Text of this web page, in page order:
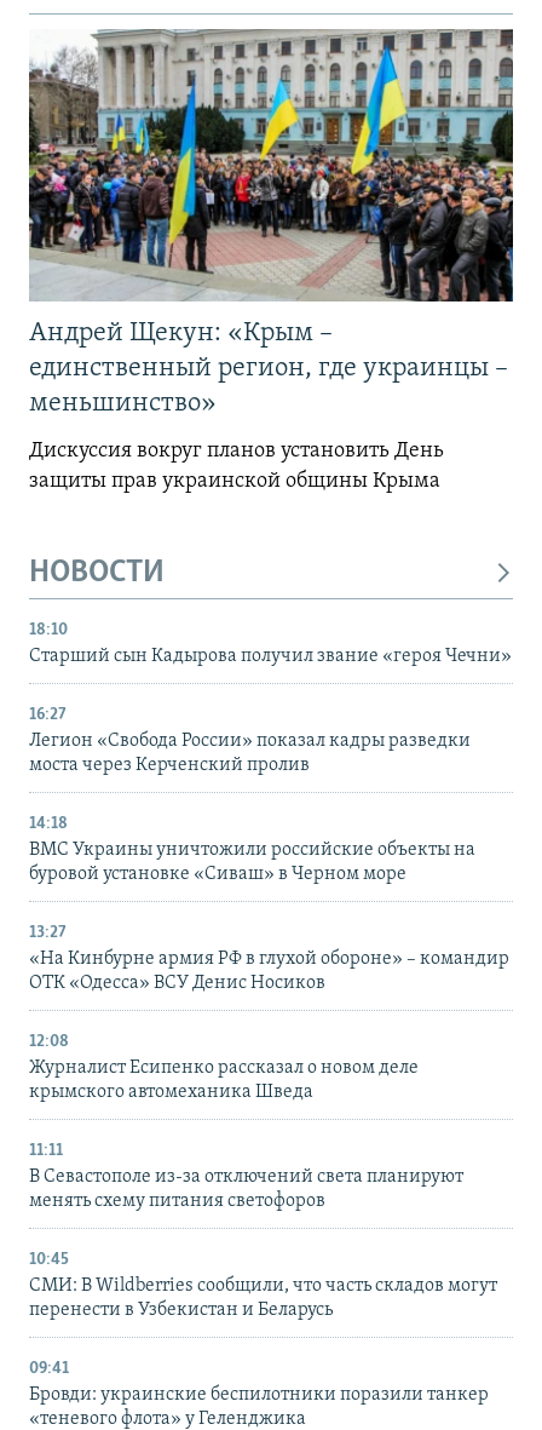
Андрей Щекун: «Крым –
единственный регион, где украинцы –
меньшинство»
Дискуссия вокруг планов установить День
защиты прав украинской общины Крыма
НОВОСТИ
18:10
Старший сын Кадырова получил звание «героя Чечни»
16:27
Легион «Свобода России» показал кадры разведки
моста через Керченский пролив
14:18
ВМС Украины уничтожили российские объекты на
буровой установке «Сиваш» в Черном море
13:27
«На Кинбурне армия РФ в глухой обороне» – командир
ОТК «Одесса» ВСУ Денис Носиков
12:08
Журналист Есипенко рассказал о новом деле
крымского автомеханика Шведа
11:11
В Севастополе из-за отключений света планируют
менять схему питания светофоров
10:45
СМИ: В Wildberries сообщили, что часть складов могут
перенести в Узбекистан и Беларусь
09:41
Бровди: украинские беспилотники поразили танкер
«теневого флота» у Геленджика